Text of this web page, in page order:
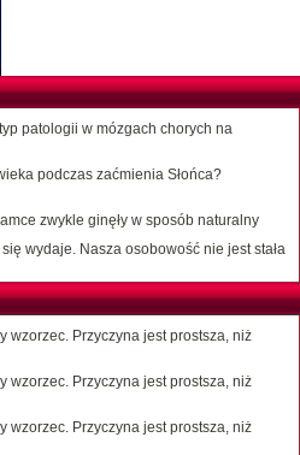
patologii w mózgach chorych na
podczas zaćmienia Słońca?
zwykle ginęły w sposób naturalny
wydaje. Nasza osobowość nie jest stała
wzorzec. Przyczyna jest prostsza, niż
wzorzec. Przyczyna jest prostsza, niż
wzorzec. Przyczyna jest prostsza, niż